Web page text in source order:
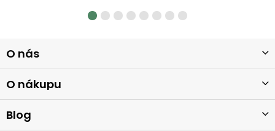
á
p
a
t
O nás
O nákupu
Blog